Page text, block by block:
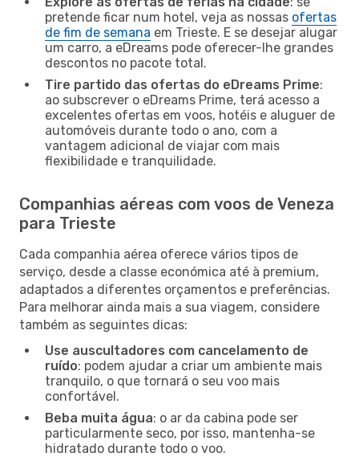
pretende ficar num hotel, veja as nossas ofertas
de fim de semana em Trieste. E se desejar alugar
um carro, a eDreams pode oferecer-lhe grandes
descontos no pacote total.
Tire partido das ofertas do eDreams Prime:
ao subscrever o eDreams Prime, terá acesso a
excelentes ofertas em voos, hotéis e aluguer de
automóveis durante todo o ano, com a
vantagem adicional de viajar com mais
flexibilidade e tranquilidade.
Companhias aéreas com voos de Veneza
para Trieste
Cada companhia aérea oferece vários tipos de
serviço, desde a classe económica até à premium,
adaptados a diferentes orçamentos e preferências.
Para melhorar ainda mais a sua viagem, considere
também as seguintes dicas:
Use auscultadores com cancelamento de
ruído: podem ajudar a criar um ambiente mais
tranquilo, o que tornará o seu voo mais
confortável.
Beba muita água: o ar da cabina pode ser
particularmente seco, por isso, mantenha-se
hidratado durante todo o voo.